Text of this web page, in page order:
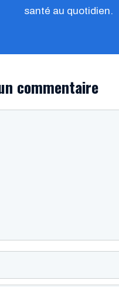
santé au quotidien.
commentaire